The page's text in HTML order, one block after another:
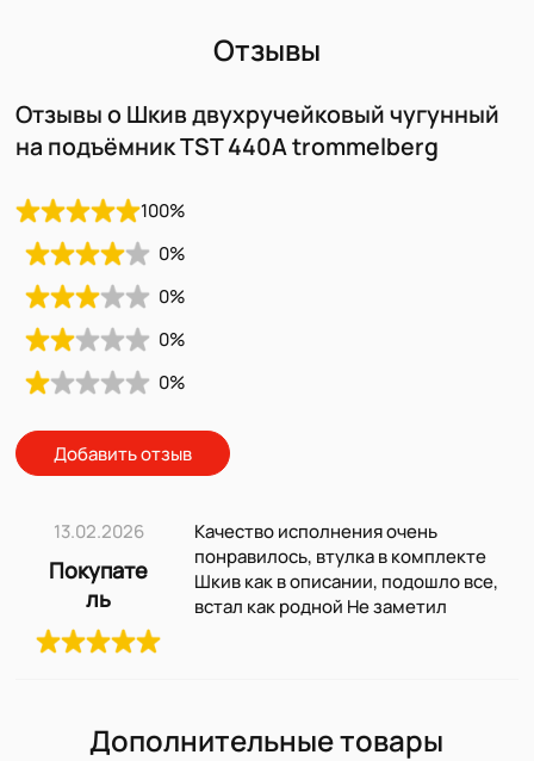
Отзывы
Отзывы о Шкив двухручейковый чугунный
на подъёмник TST 440A trommelberg
100%
0%
0%
0%
0%
Добавить отзыв
13.02.2026
Покупате
ль
Качество исполнения очень
понравилось, втулка в комплекте
Шкив как в описании, подошло все,
встал как родной Не заметил
Дополнительные товары